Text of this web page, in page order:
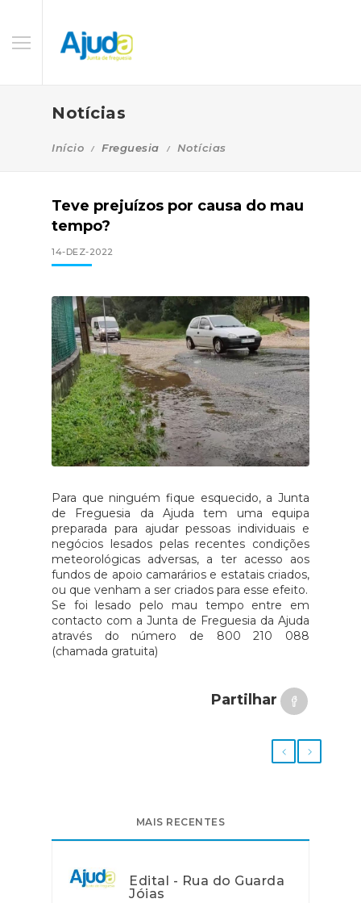
Notícias
Início Freguesia Notícias
Teve prejuízos por causa do mau
tempo?
14-DEZ-2022
Para que ninguém fique esquecido, a Junta
de Freguesia da Ajuda tem uma equipa
preparada para ajudar pessoas individuais e
negócios lesados pelas recentes condições
meteorológicas adversas, a ter acesso aos
fundos de apoio camarários e estatais criados,
ou que venham a ser criados para esse efeito.
Se foi lesado pelo mau tempo entre em
contacto com a Junta de Freguesia da Ajuda
através do número de 800 210 088
(chamada gratuita)
Partilhar
MAIS RECENTES
Edital - Rua do Guarda
Jóias